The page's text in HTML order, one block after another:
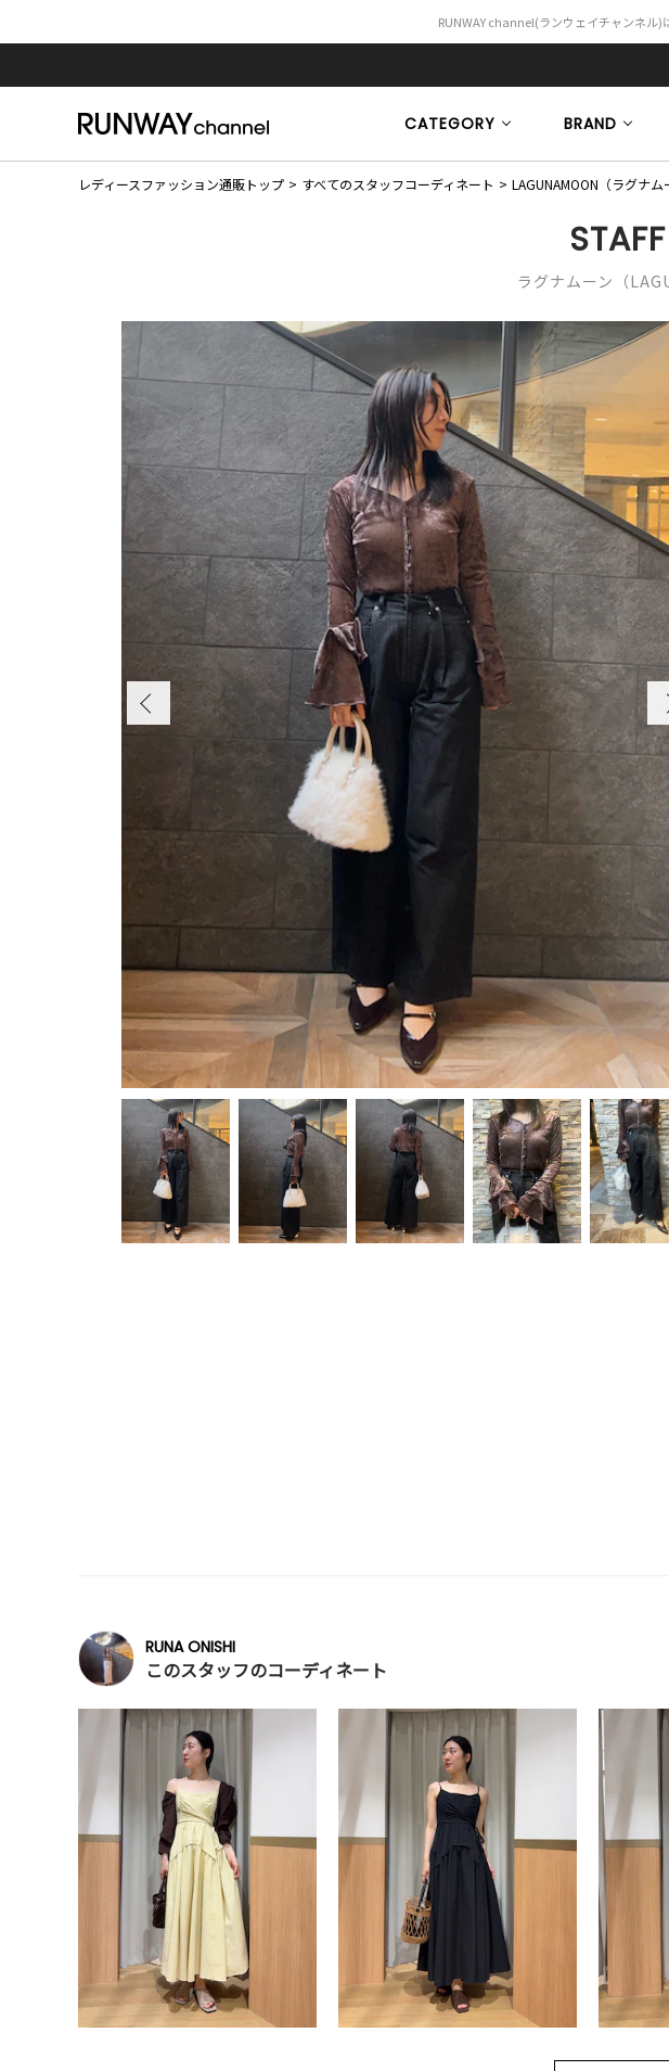
RUNWAY channel(ランウェイチャンネル)
CATEGORY BRAND
レディースファッション通販トップ すべてのスタッフコーディネート LAGUNAMOON（ラグナム
ラグナムーン（
RUNA ONISHI
このスタッフのコーディネート